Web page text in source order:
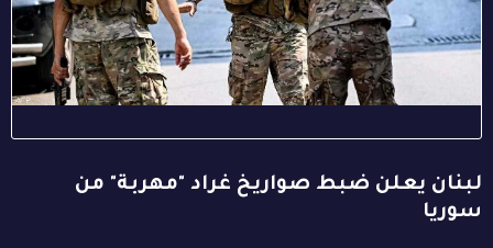
لبنان يعلن ضبط صواريخ غراد "مهربة" من
سوريا